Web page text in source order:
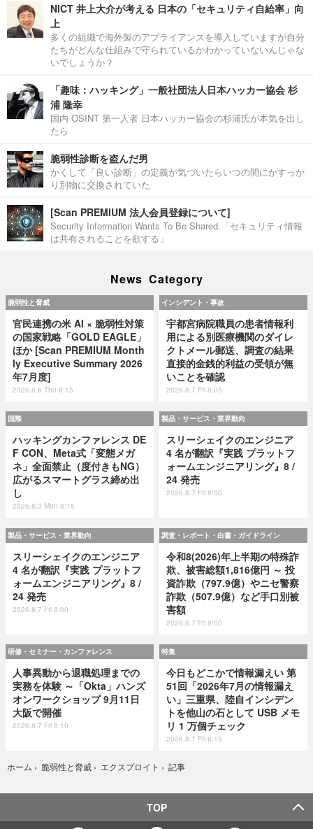
NICT 井上大介が考える 日本の「セキュリティ自給率」向
上
多くの組織で海外製のアプライアンスを導入していますが自分
たちがどんな仕組みで守られているかわかっていないんじゃな
いでしょうか？
「趣味：ハッキング」一般社団法人日本ハッカー協会 杉
浦 隆幸
国内 OSINT 第一人者 日本ハッカー協会の杉浦氏が本気を出し
たら
脆弱性診断を盗んだ男
かくして「良い診断」の定義が気づいたらいつの間にかすっか
り別物に交換されていた
[Scan PREMIUM 法人会員登録について]
Security Information Wants To Be Shared.「セキュリティ情報
は共有されることを欲する」
News Category
脆弱性と脅威
官民連携の米 AI × 脆弱性対策
の国家戦略「GOLD EAGLE」
ほか [Scan PREMIUM Month
ly Executive Summary 2026
年7月度]
2026.8.6 Thu 8:15
インシデント・事故
宇都宮病院職員の患者情報利
用による別医療機関のダイレ
クトメール郵送、調査の結果
直接的金銭的利益の受領が無
いことを確認
2026.8.7 Fri 8:05
国際
ハッキングカンファレンス DE
F CON、Meta式「変態メガ
ネ」全面禁止（度付きもNG）
広がるスマートグラス締め出
し
2026.8.3 Mon 8:15
製品・サービス・業界動向
スリーシェイクのエンジニア
4 名が翻訳『実践 プラットフ
ォームエンジニアリング』8 /
24 発売
2026.8.7 Fri 8:00
製品・サービス・業界動向
スリーシェイクのエンジニア
4 名が翻訳『実践 プラットフ
ォームエンジニアリング』8 /
24 発売
2026.8.7 Fri 8:00
調査・レポート・白書・ガイドライン
令和8(2026)年上半期の特殊詐
欺、被害総額1,816億円 ～ 投
資詐欺（797.9億）やニセ警察
詐欺（507.9億）など手口別被
害額
2026.8.7 Fri 8:00
研修・セミナー・カンファレンス
人事異動から退職処理までの
実務を体験 ～「Okta」ハンズ
オンワークショップ 9月11日
大阪で開催
2026.8.7 Fri 8:10
特集
今日もどこかで情報漏えい 第
51回「2026年7月の情報漏え
い」三重県、陸自インシデン
トを他山の石として USB メモ
リ 1 万個チェック
2026.8.7 Fri 8:15
ホーム › 脆弱性と脅威 › エクスプロイト › 記事
TOP